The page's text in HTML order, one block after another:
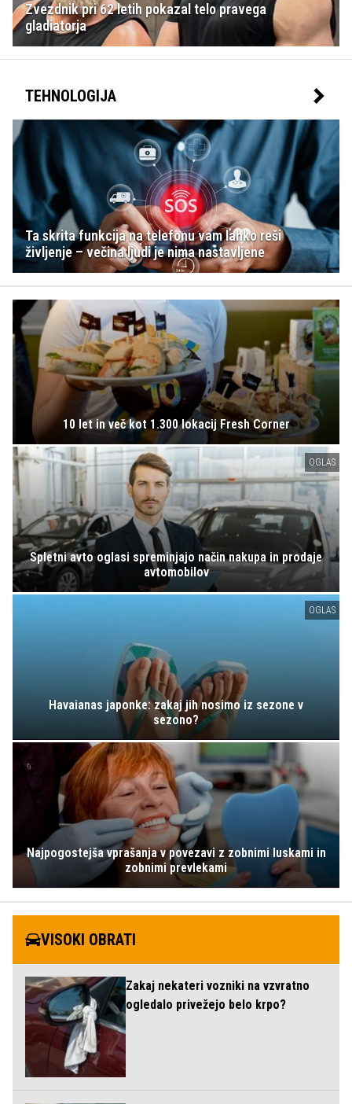
Zvezdnik pri 62 letih pokazal telo pravega
gladiatorja
TEHNOLOGIJA
Ta skrita funkcija na telefonu vam lahko reši
življenje – večina ljudi je nima nastavljene
10 let in več kot 1.300 lokacij Fresh Corner
OGLAS
Spletni avto oglasi spreminjajo način nakupa in prodaje
avtomobilov
OGLAS
Havaianas japonke: zakaj jih nosimo iz sezone v
sezono?
Najpogostejša vprašanja v povezavi z zobnimi luskami in
zobnimi prevlekami
VISOKI OBRATI
Zakaj nekateri vozniki na vzvratno
ogledalo privežejo belo krpo?